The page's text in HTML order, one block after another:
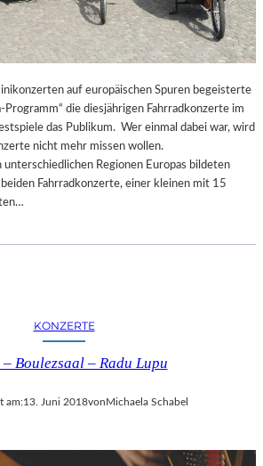
auf europäischen Spuren begeisterte
Programm“ die diesjährigen Fahrradkonzerte im
das Publikum. Wer einmal dabei war, wird
nicht mehr missen wollen.
Regionen Europas bildeten
Fahrradkonzerte, einer kleinen mit 15
KONZERTE
Boulezsaal – Radu Lupu
am:13. Juni 2018vonMichaela Schabel